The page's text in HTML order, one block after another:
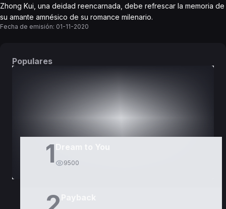
Zhong Kui, una deidad reencarnada, debe refrescar la memoria de
su amante amnésico de su romance milenario.
Fecha de emisión: 01-11-2020
Populares
1 9500